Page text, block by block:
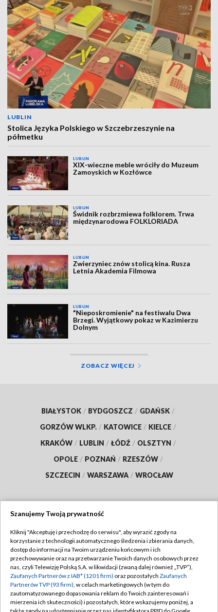
LUBLIN
Stolica Języka Polskiego w Szczebrzeszynie na
półmetku
LUBLIN
XIX-wieczne meble wróciły do Muzeum
Zamoyskich w Kozłówce
LUBLIN
Świdnik rozbrzmiewa folklorem. Trwa
międzynarodowa FOLKLORIADA
LUBLIN
Zwierzyniec znów stolicą kina. Rusza
Letnia Akademia Filmowa
LUBLIN
"Nieposkromienie" na festiwalu Dwa
Brzegi. Wyjątkowy pokaz w Kazimierzu
Dolnym
ZOBACZ WIĘCEJ
BIAŁYSTOK / BYDGOSZCZ / GDAŃSK /
GORZÓW WLKP. / KATOWICE / KIELCE /
KRAKÓW / LUBLIN / ŁÓDŹ / OLSZTYN /
OPOLE / POZNAŃ / RZESZÓW /
SZCZECIN / WARSZAWA / WROCŁAW
TVP
Abonament TVP
Emisja w TVP
Centrum informacji TVP
Naziemna Telewizja Cyfrowa
Regulamin TVP
Polityka prywatności
Moje zgody
Pomoc
Szanujemy Twoją prywatność
Kliknij "Akceptuję i przechodzę do serwisu", aby wyrazić zgody na
korzystanie z technologii automatycznego śledzenia i zbierania danych,
dostęp do informacji na Twoim urządzeniu końcowym i ich
przechowywanie oraz na przetwarzanie Twoich danych osobowych przez
nas, czyli Telewizję Polską S.A. w likwidacji (zwaną dalej również „TVP”),
Zaufanych Partnerów z IAB* (1201 firm) oraz pozostałych Zaufanych
Partnerów TVP (93 firm), w celach marketingowych (w tym do
zautomatyzowanego dopasowania reklam do Twoich zainteresowań i
mierzenia ich skuteczności) i pozostałych, które wskazujemy poniżej, a